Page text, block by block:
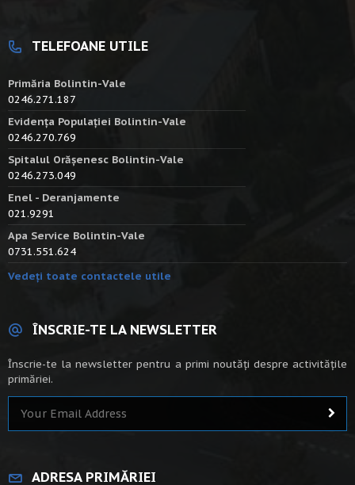
TELEFOANE UTILE
Primăria Bolintin-Vale
0246.271.187
Evidența Populației Bolintin-Vale
0246.270.769
Spitalul Orășenesc Bolintin-Vale
0246.273.049
Enel - Deranjamente
021.9291
Apa Service Bolintin-Vale
0731.551.624
Vedeți toate contactele utile
ÎNSCRIE-TE LA NEWSLETTER
Înscrie-te la newsletter pentru a primi noutăți despre activitățile
primăriei.
ADRESA PRIMĂRIEI